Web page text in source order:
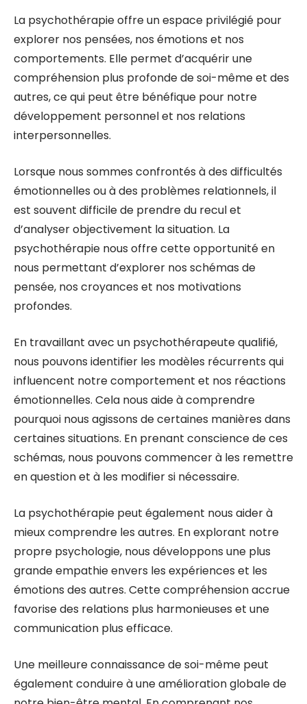
La psychothérapie offre un espace privilégié pour
explorer nos pensées, nos émotions et nos
comportements. Elle permet d’acquérir une
compréhension plus profonde de soi-même et des
autres, ce qui peut être bénéfique pour notre
développement personnel et nos relations
interpersonnelles.
Lorsque nous sommes confrontés à des difficultés
émotionnelles ou à des problèmes relationnels, il
est souvent difficile de prendre du recul et
d’analyser objectivement la situation. La
psychothérapie nous offre cette opportunité en
nous permettant d’explorer nos schémas de
pensée, nos croyances et nos motivations
profondes.
En travaillant avec un psychothérapeute qualifié,
nous pouvons identifier les modèles récurrents qui
influencent notre comportement et nos réactions
émotionnelles. Cela nous aide à comprendre
pourquoi nous agissons de certaines manières dans
certaines situations. En prenant conscience de ces
schémas, nous pouvons commencer à les remettre
en question et à les modifier si nécessaire.
La psychothérapie peut également nous aider à
mieux comprendre les autres. En explorant notre
propre psychologie, nous développons une plus
grande empathie envers les expériences et les
émotions des autres. Cette compréhension accrue
favorise des relations plus harmonieuses et une
communication plus efficace.
Une meilleure connaissance de soi-même peut
également conduire à une amélioration globale de